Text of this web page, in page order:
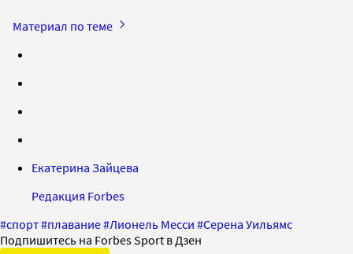
Материал по теме
Екатерина Зайцева
Редакция Forbes
#спорт#плавание#Лионель Месси #Серена Уильямс
Подпишитесь на Forbes Sport в Дзен